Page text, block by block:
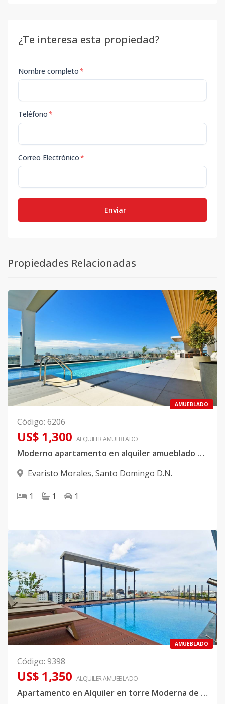
¿Te interesa esta propiedad?
Nombre completo*
Teléfono*
Correo Electrónico*
Enviar
Propiedades Relacionadas
AMUEBLADO
Código: 6206
US$ 1,300 ALQUILERAMUEBLADO
Moderno apartamento en alquiler amueblado en Evaristo Morales
Evaristo Morales, Santo Domingo D.N.
1 1 1
AMUEBLADO
Código: 9398
US$ 1,350 ALQUILERAMUEBLADO
Apartamento en Alquiler en torre Moderna de Bella Vista